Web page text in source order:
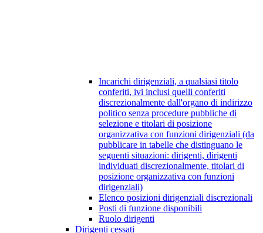
Incarichi dirigenziali, a qualsiasi titolo
conferiti, ivi inclusi quelli conferiti
discrezionalmente dall'organo di indirizzo
politico senza procedure pubbliche di
selezione e titolari di posizione
organizzativa con funzioni dirigenziali (da
pubblicare in tabelle che distinguano le
seguenti situazioni: dirigenti, dirigenti
individuati discrezionalmente, titolari di
posizione organizzativa con funzioni
dirigenziali)
Elenco posizioni dirigenziali discrezionali
Posti di funzione disponibili
Ruolo dirigenti
Dirigenti cessati